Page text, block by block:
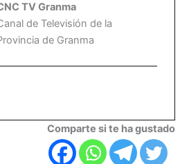
TV Granma
de Televisión de la
de Granma
Comparte si te ha gustado